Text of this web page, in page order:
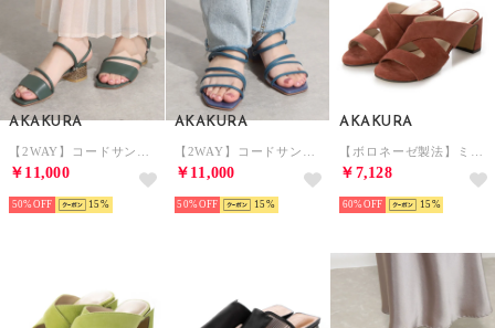
AKAKURA
￥11,000
50% 15
AKAKURA
￥11,000
50% 15
AKAKURA
￥7,128
60% 15